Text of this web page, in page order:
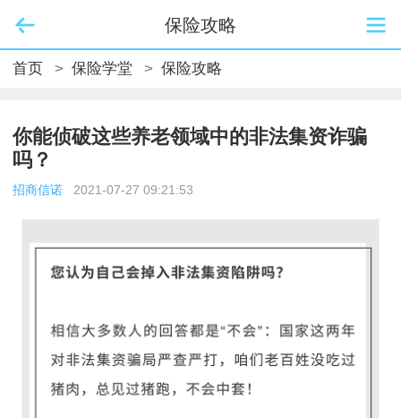
保险攻略
首页 > 保险学堂 > 保险攻略
你能侦破这些养老领域中的非法集资诈骗
吗？
招商信诺 2021-07-27 09:21:53